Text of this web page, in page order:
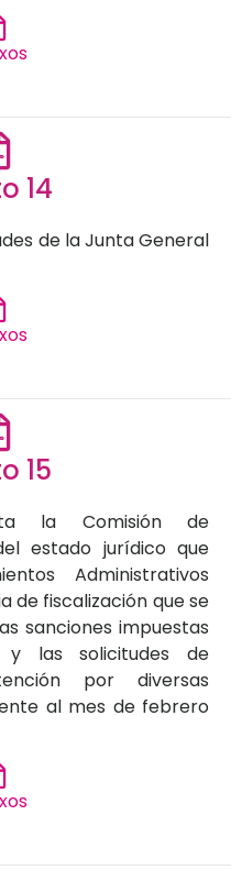
14
de la Junta General
15
la Comisión de
estado jurídico que
Administrativos
de fiscalización que se
sanciones impuestas
las solicitudes de
por diversas
al mes de febrero